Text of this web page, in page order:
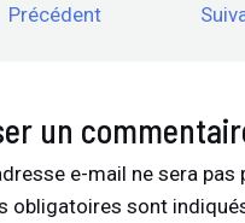
Précédent
un
e-mail ne sera pas
obligatoires sont